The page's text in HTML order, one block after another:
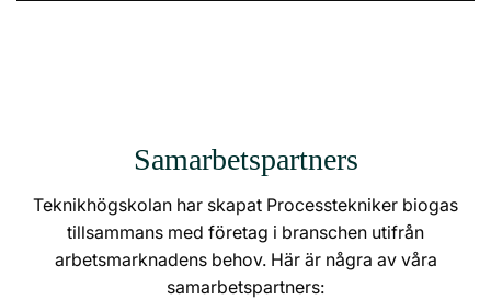
Samarbetspartners
Teknikhögskolan har skapat Processtekniker biogas
tillsammans med företag i branschen utifrån
arbetsmarknadens behov. Här är några av våra
samarbetspartners: